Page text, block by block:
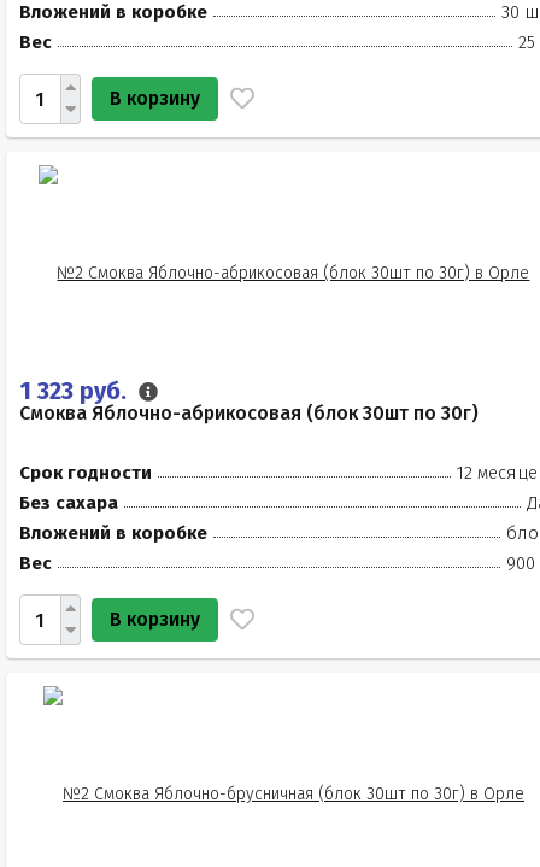
Вложений в коробке
30
Вес
25
В корзину
1 323 руб.
Смоква Яблочно-абрикосовая (блок 30шт по 30г)
Срок годности
12
Без сахара
Вложений в коробке
Вес
900
В корзину